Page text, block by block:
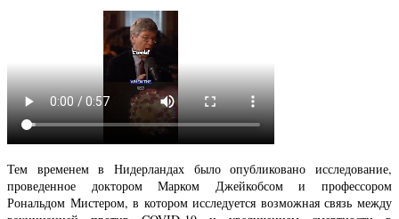
Тем временем в Нидерландах было опубликовано исследование,
проведенное доктором Марком Джейкобсом и профессором
Рональдом Мистером, в котором исследуется возможная связь между